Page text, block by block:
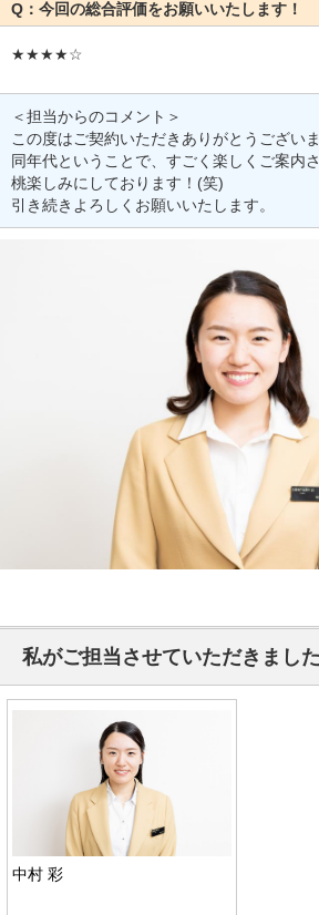
Q：今回の総合評価をお願いいたします！
★★★★☆
＜担当からのコメント＞
この度はご契約いただきありがとうございま
同年代ということで、すごく楽しくご案内
桃楽しみにしております！(笑)
引き続きよろしくお願いいたします。
私がご担当させていただきました
中村 彩